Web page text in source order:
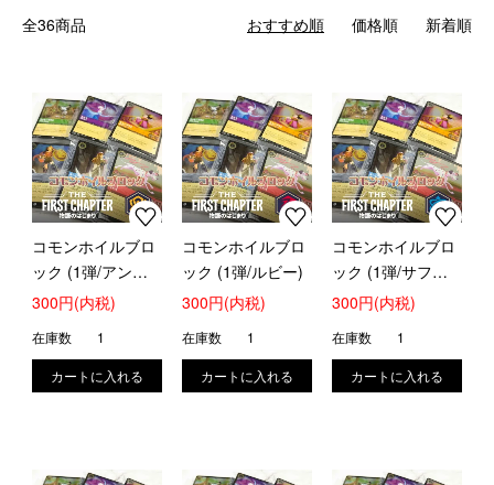
全36商品 おすすめ順 価格順 新着順
コモンホイルブロ
ック (1弾/アンバ
ー)
300円(内税)
在庫数 1
コモンホイルブロ
ック (1弾/ルビー)
300円(内税)
在庫数 1
コモンホイルブロ
ック (1弾/サファ
イア)
300円(内税)
在庫数 1